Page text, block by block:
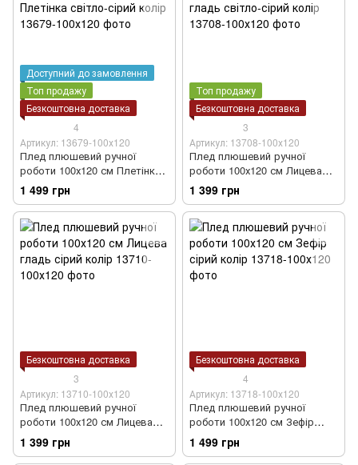
Доступний до замовлення
Топ продажу
Безкоштовна доставка
4
Артикул: 13679-100х120
Плед плюшевий ручної
роботи 100х120 см Плетінка
світло-сірий колір
1 499 грн
Топ продажу
Безкоштовна доставка
3
Артикул: 13708-100х120
Плед плюшевий ручної
роботи 100х120 см Лицева
гладь світло-сірий колір
1 399 грн
Безкоштовна доставка
3
Артикул: 13710-100х120
Плед плюшевий ручної
роботи 100х120 см Лицева
гладь сірий колір
1 399 грн
Безкоштовна доставка
4
Артикул: 13718-100х120
Плед плюшевий ручної
роботи 100х120 см Зефір
сірий колір
1 499 грн